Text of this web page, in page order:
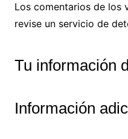
Los comentarios de los
revise un servicio de
Tu información
Información